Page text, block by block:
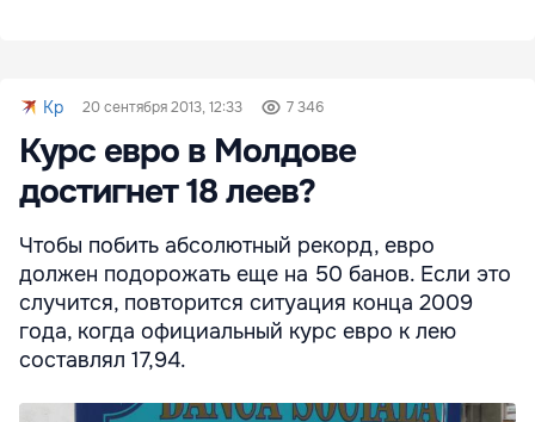
Kp 20 сентября 2013, 12:33 7 346
Курс евро в Молдове
достигнет 18 леев?
Чтобы побить абсолютный рекорд, евро
должен подорожать еще на 50 банов. Если это
случится, повторится ситуация конца 2009
года, когда официальный курс евро к лею
составлял 17,94.